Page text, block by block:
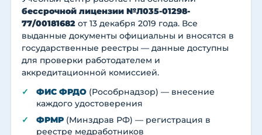
бессрочной лицензии №Л035-01298-
77/00181682 от 13 декабря 2019 года. Все
выданные документы официальны и вносятся в
государственные реестры — данные доступны
для проверки работодателем и
аккредитационной комиссией.
ФИС ФРДО (Рособрнадзор) — внесение
каждого удостоверения
ФРМР (Минздрав РФ) — регистрация в
реестре медработников